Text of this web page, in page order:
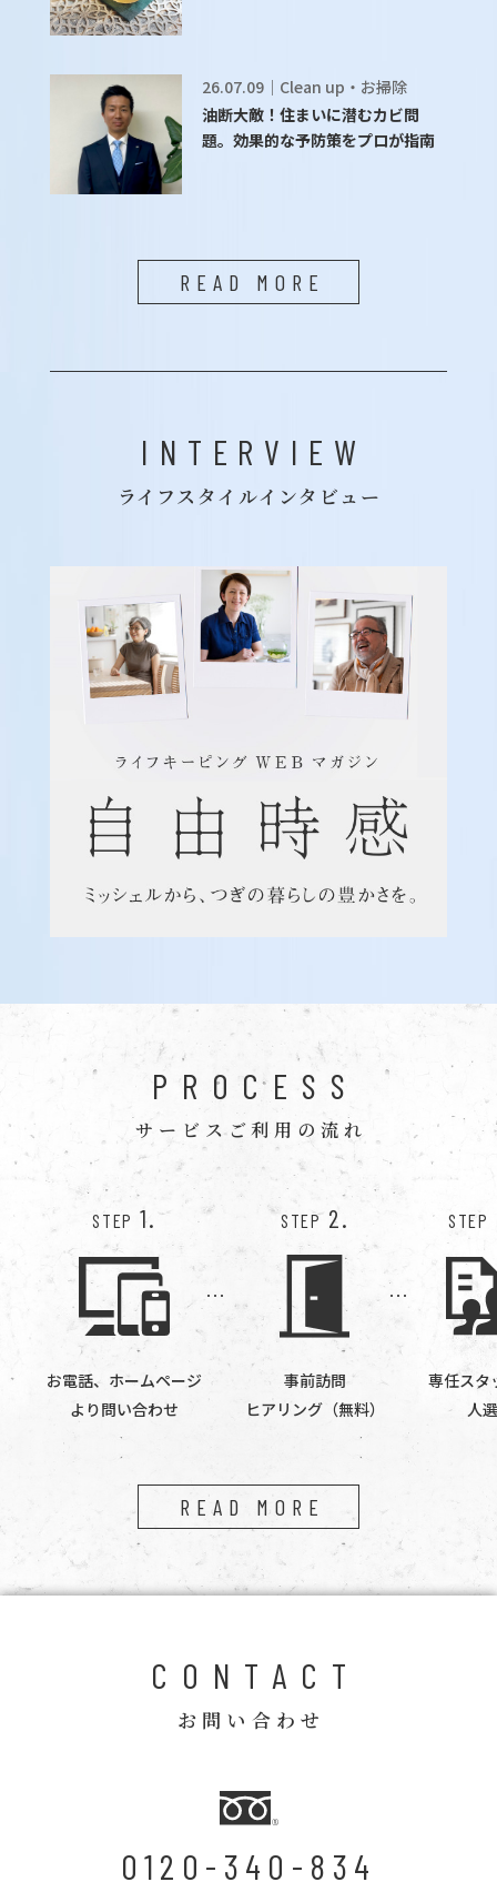
26.07.09｜Clean up・お掃除
油断大敵！住まいに潜むカビ問
題。効果的な予防策をプロが指南
READ MORE
INTERVIEW
ライフスタイルインタビュー
PROCESS
サービスご利用の流れ
STEP 1.
お電話、ホームページ
より問い合わせ
STEP 2.
事前訪問
ヒアリング（無料）
STEP
専任スタ
人選
READ MORE
CONTACT
お問い合わせ
0120-340-834